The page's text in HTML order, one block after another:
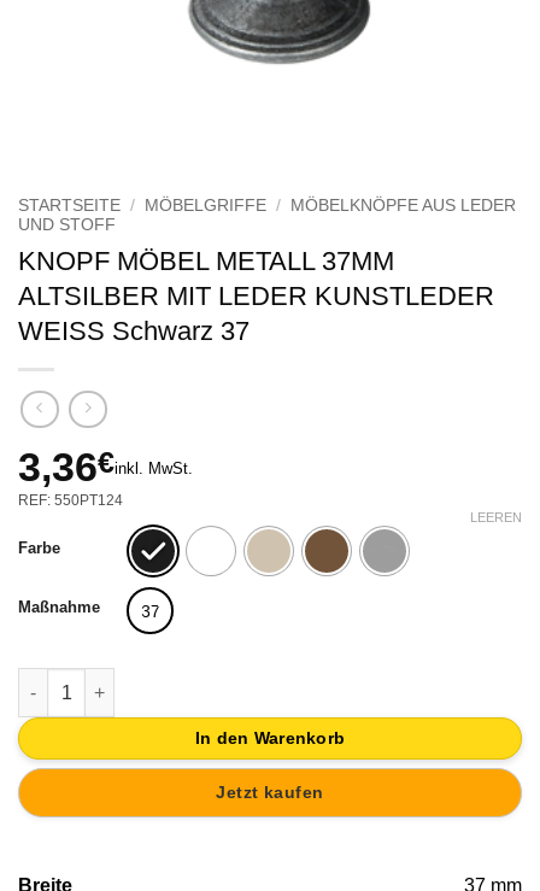
STARTSEITE / MÖBELGRIFFE /
MÖBELKNÖPFE AUS LEDER
UND STOFF
KNOPF MÖBEL METALL 37MM
ALTSILBER MIT LEDER KUNSTLEDER
WEISS Schwarz 37
3,36€inkl. MwSt.
REF: 550PT124
Farbe
Maßnahme 37
LEEREN
KNOPF MÖBEL METALL 37MM ALTSILBER MIT LEDER
In den Warenkorb
Jetzt kaufen
Breite 37 mm